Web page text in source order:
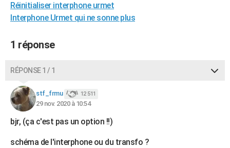
GUIDES D'ACHAT
CARTE DE VOEUX
Carte de Noël
Carte Bonne année
Carte Saint-Valentin
Carte Pâques
Carte d'anniversaire
DICTIONNAIRE
Dictionnaire
Biographies
Citations
Expressions
Proverbes
PROGRAMME TV
Réinitialiser interphone urmet
Interphone Urmet qui ne sonne plus
1 réponse
RÉPONSE 1 / 1
stf_frmu 12 511
29 nov. 2020 à 10:54
bjr, (ça c'est pas un option !!)
schéma de l'interphone ou du transfo ?